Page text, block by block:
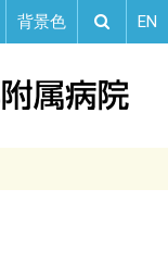
背景色 EN